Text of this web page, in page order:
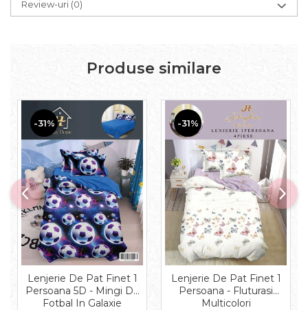
Review-uri (0)
Produse similare
-31%
Lenjerie De Pat Finet 1
Persoana 5D - Mingi De
Fotbal In Galaxie
-31%
Lenjerie De Pat Finet 1
Persoana - Fluturasi
Multicolori